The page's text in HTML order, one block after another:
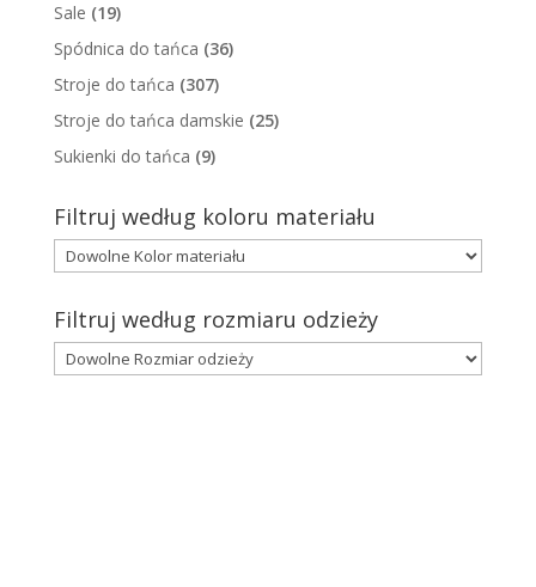
Sale (19)
Spódnica do tańca (36)
Stroje do tańca (307)
Stroje do tańca damskie (25)
Sukienki do tańca (9)
Filtruj według koloru materiału
Filtruj według rozmiaru odzieży